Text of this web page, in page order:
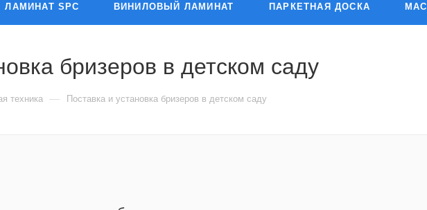
ЛАМИНАТ SPC ВИНИЛОВЫЙ ЛАМИНАТ ПАРКЕТНАЯ ДОСКА
бризеров в детском саду
техника — Поставка и установка бризеров в детском саду